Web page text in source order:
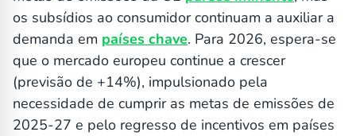
os subsídios ao consumidor continuam a auxiliar a
demanda em países chave. Para 2026, espera-se
que o mercado europeu continue a crescer
(previsão de +14%), impulsionado pela
necessidade de cumprir as metas de emissões de
2025-27 e pelo regresso de incentivos em países